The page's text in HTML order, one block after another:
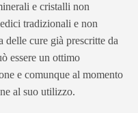
e cristalli non
tradizionali e non
delle cure già prescritte da
essere un ottimo
e comunque al momento
al suo utilizzo.